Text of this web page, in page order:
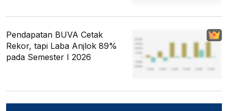
Pendapatan BUVA Cetak
Rekor, tapi Laba Anjlok 89%
pada Semester I 2026